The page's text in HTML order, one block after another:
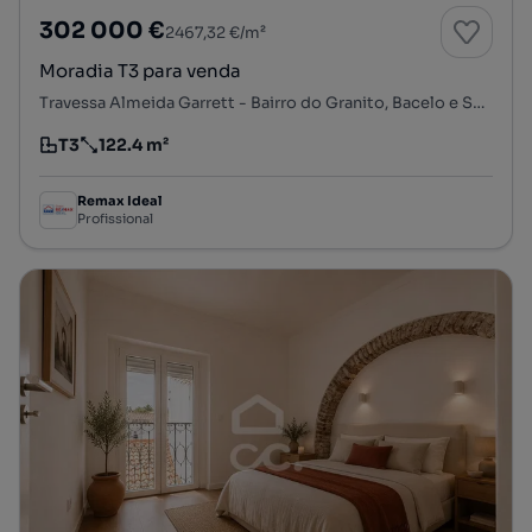
302 000 €2467,32 €/m²
Moradia T3 para venda
Travessa Almeida Garrett - Bairro do Granito, Bacelo e Senhora da Saúde, Évora, Évora
Tipologia
T3
Preço por metro quadrado
122.4 m²
Remax Ideal
Profissional